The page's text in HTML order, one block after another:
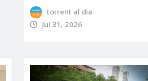
torrent al dia
Jul 31, 2026